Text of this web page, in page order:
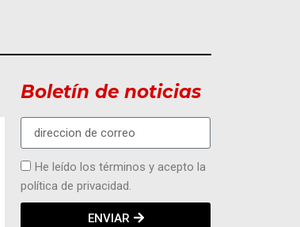
5
ACTUALIDAD
Ecuador Abre Paso A
Una Nueva Generación
De Ajedrecistas Con
Boletín de noticias
He leído los términos y acepto la
política de privacidad.
ENVIAR